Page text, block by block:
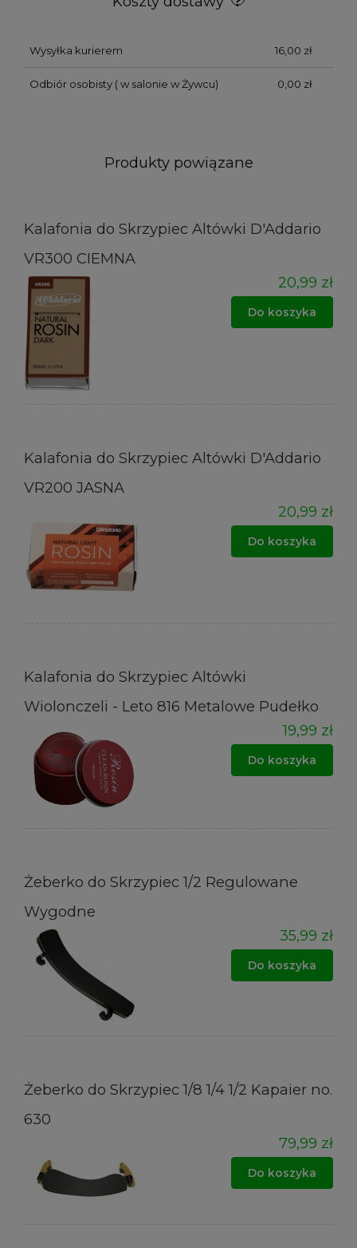
Wysyłka kurierem 16,00 zł
Odbiór osobisty( w salonie w Żywcu) 0,00 zł
Produkty powiązane
Kalafonia do Skrzypiec Altówki D'Addario
VR300 CIEMNA
20,99 zł
Do koszyka
Kalafonia do Skrzypiec Altówki D'Addario
VR200 JASNA
20,99 zł
Do koszyka
Kalafonia do Skrzypiec Altówki
Wiolonczeli - Leto 816 Metalowe Pudełko
19,99 zł
Do koszyka
Żeberko do Skrzypiec 1/2 Regulowane
Wygodne
35,99 zł
Do koszyka
Żeberko do Skrzypiec 1/8 1/4 1/2 Kapaier no.
630
79,99 zł
Do koszyka